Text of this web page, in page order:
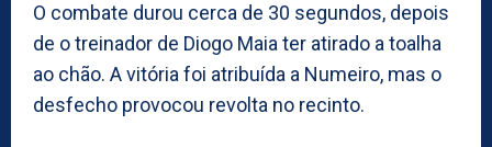
O combate durou cerca de 30 segundos, depois
de o treinador de Diogo Maia ter atirado a toalha
ao chão. A vitória foi atribuída a Numeiro, mas o
desfecho provocou revolta no recinto.